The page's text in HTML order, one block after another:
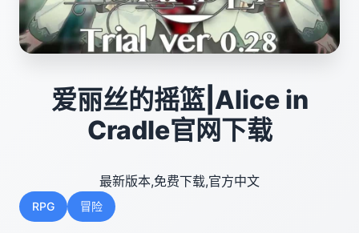
爱丽丝的摇篮|Alice in
Cradle官网下载
最新版本,免费下载,官方中文
RPG 冒险